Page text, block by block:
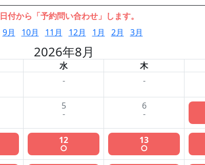
日付から「予約問い合わせ」します。
9月 10月 11月 12月 1月 2月 3月
2026年8月
水 木
- -
5
-
6
-
12
○
13
○